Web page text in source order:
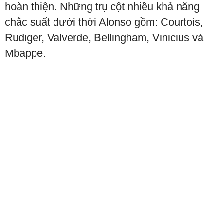
hoàn thiện. Những trụ cột nhiều khả năng
chắc suất dưới thời Alonso gồm: Courtois,
Rudiger, Valverde, Bellingham, Vinicius và
Mbappe.